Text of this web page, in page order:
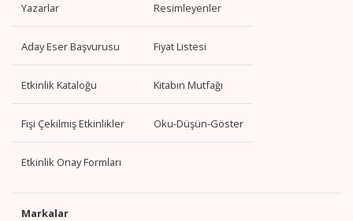
Yazarlar Resimleyenler
Aday Eser Başvurusu Fiyat Listesi
Etkinlik Kataloğu Kitabın Mutfağı
Fişi Çekilmiş Etkinlikler Oku-Düşün-Göster
Etkinlik Onay Formları
Markalar